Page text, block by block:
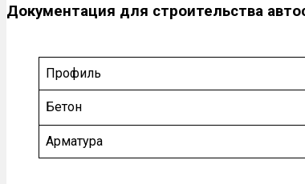
Документация для строительства
Профиль
Бетон
Арматура